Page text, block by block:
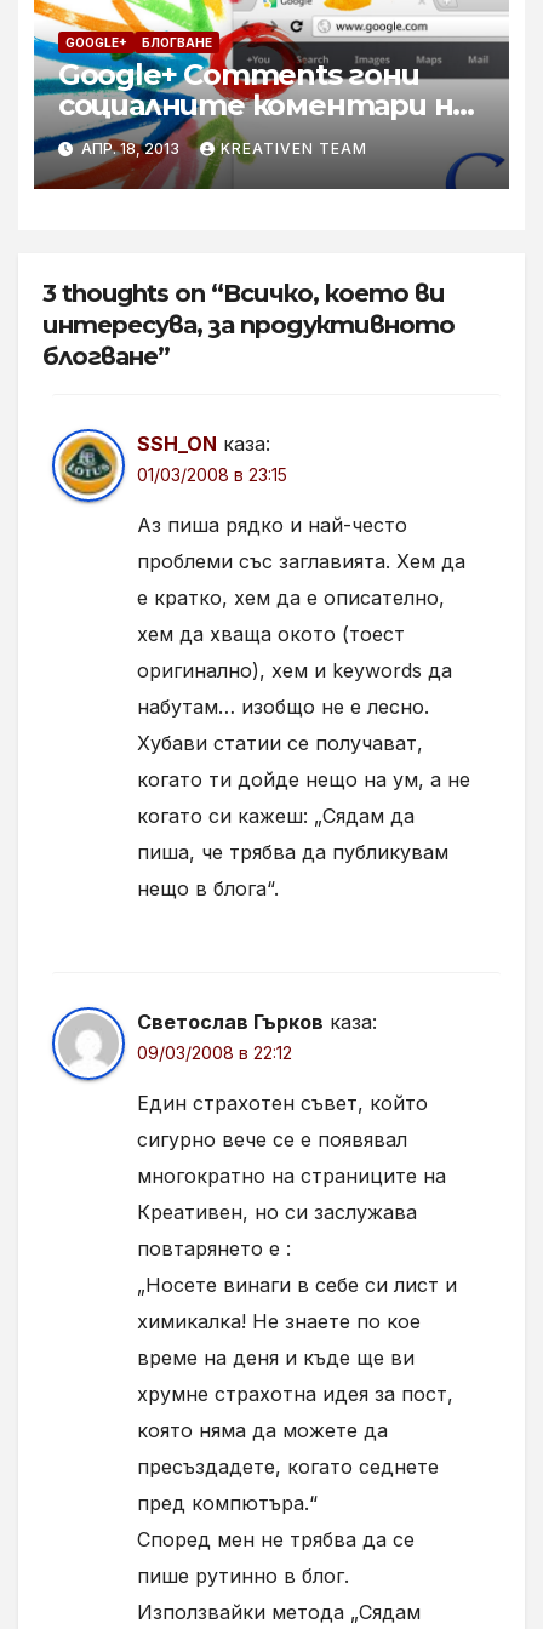
GOOGLE+ БЛОГВАНЕ
Google+ Comments гони
социалните коментари на
Facebook
АПР. 18, 2013 KREATIVEN TEAM
3 thoughts on “Всичко, което ви
интересува, за продуктивното
блогване”
SSH_ON каза:
01/03/2008 в 23:15
Аз пиша рядко и най-често
проблеми със заглавията. Хем да
е кратко, хем да е описателно,
хем да хваща окото (тоест
оригинално), хем и keywords да
набутам… изобщо не е лесно.
Хубави статии се получават,
когато ти дойде нещо на ум, а не
когато си кажеш: „Сядам да
пиша, че трябва да публикувам
нещо в блога“.
Светослав Гърков каза:
09/03/2008 в 22:12
Един страхотен съвет, който
сигурно вече се е появявал
многократно на страниците на
Креативен, но си заслужава
повтарянето е :
„Носете винаги в себе си лист и
химикалка! Не знаете по кое
време на деня и къде ще ви
хрумне страхотна идея за пост,
която няма да можете да
пресъздадете, когато седнете
пред компютъра.“
Според мен не трябва да се
пише рутинно в блог.
Използвайки метода „Сядам